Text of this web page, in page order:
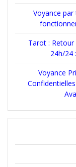
Voyance
Tarot : Retour
24h/24
Voyance
Confidentielles